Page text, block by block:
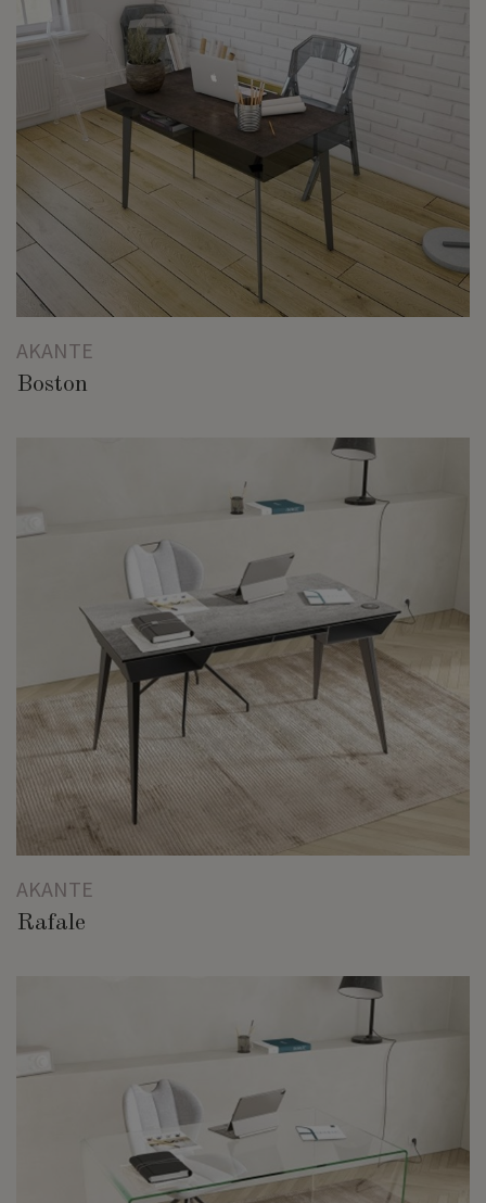
AKANTE
Boston
AKANTE
Rafale